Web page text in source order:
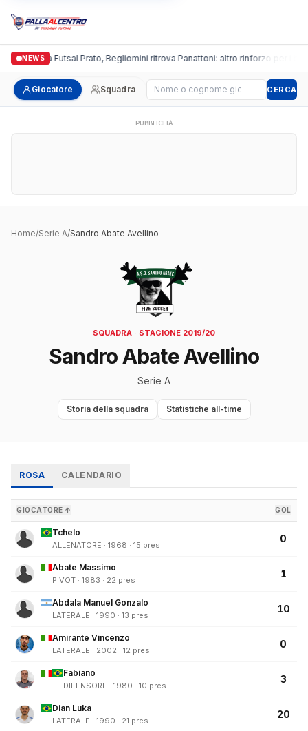
NEWS
Italgronda Futsal Prato, Begliomini ritrova Panattoni: altro rinforzo per i
Giocatore Squadra Cerca giocatore CERCA
PUBBLICITÀ
Home/Serie A/Sandro Abate Avellino
SQUADRA · STAGIONE 2019/20
Sandro Abate Avellino
Serie A
Storia della squadra Statistiche all-time
ROSA CALENDARIO
GIOCATORE ↑ GOL
Tchelo
ALLENATORE · 1968 · 15 pres
0
Abate Massimo
PIVOT · 1983 · 22 pres
1
Abdala Manuel Gonzalo
LATERALE · 1990 · 13 pres
10
Amirante Vincenzo
LATERALE · 2002 · 12 pres
0
Fabiano
DIFENSORE · 1980 · 10 pres
3
Dian Luka
LATERALE · 1990 · 21 pres
20